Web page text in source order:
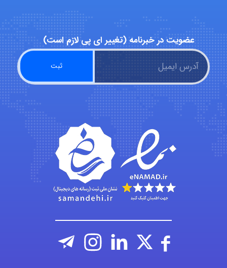
emami
ehtesham
Iman Hosseini
Chehri
عضویت در خبرنامه (تغییر ای پی لازم است)